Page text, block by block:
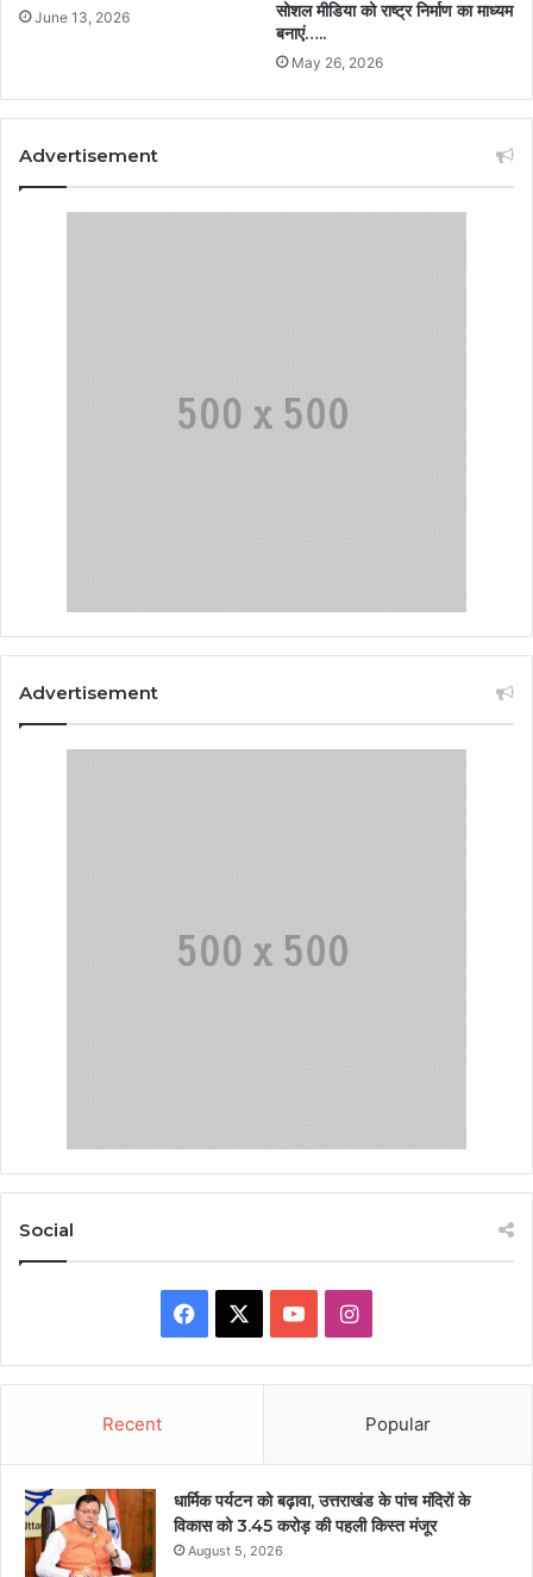
June 13, 2026
सोशल मीडिया को राष्ट्र निर्माण का माध्यम
बनाएं…..
May 26, 2026
Advertisement
Advertisement
Social
Facebook YouTubeInstagram
Recent Popular
धार्मिक पर्यटन को बढ़ावा, उत्तराखंड के पांच मंदिरों के
विकास को 3.45 करोड़ की पहली किस्त मंजूर
August 5, 2026